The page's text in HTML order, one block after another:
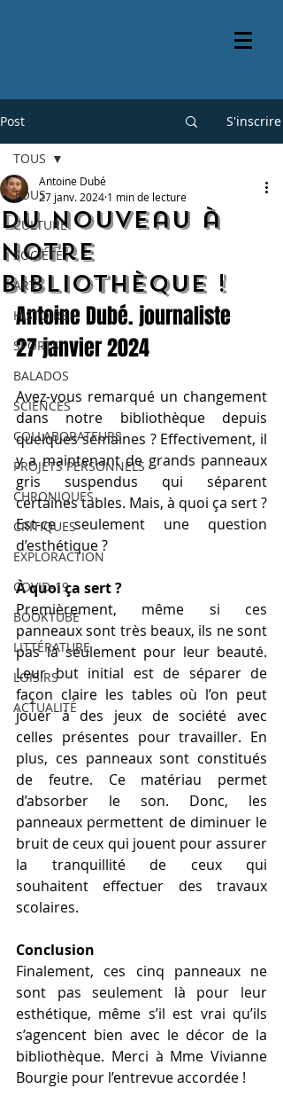
Post S'inscrire
TOUS
CULTURE
SOCIÉTÉ
ARTS
HISTOIRE
SPORTS
BALADOS
SCIENCES
COLLABORATEURS
PROJETS PERSONNELS
CHRONIQUES
CRITIQUES
EXPLORACTION
COVID-19
BOOKTUBE
LITTÉRATURE
LOISIRS
ACTUALITÉ
TOUS
Du nouveau à
notre
bibliothèque !
Antoine Dubé
27 janv. 2024 1 min de lecture
Antoine Dubé. journaliste
27 janvier 2024
Avez-vous remarqué un changement
dans notre bibliothèque depuis
quelques semaines ? Effectivement, il
y a maintenant de grands panneaux
gris suspendus qui séparent
certaines tables. Mais, à quoi ça sert ?
Est-ce seulement une question
d’esthétique ?
À quoi ça sert ?
Premièrement, même si ces
panneaux sont très beaux, ils ne sont
pas là seulement pour leur beauté.
Leur but initial est de séparer de
façon claire les tables où l’on peut
jouer à des jeux de société avec
celles présentes pour travailler. En
plus, ces panneaux sont constitués
de feutre. Ce matériau permet
d’absorber le son. Donc, les
panneaux permettent de diminuer le
bruit de ceux qui jouent pour assurer
la tranquillité de ceux qui
souhaitent effectuer des travaux
scolaires.
Conclusion
Finalement, ces cinq panneaux ne
sont pas seulement là pour leur
esthétique, même s’il est vrai qu’ils
s’agencent bien avec le décor de la
bibliothèque. Merci à Mme Vivianne
Bourgie pour l’entrevue accordée !